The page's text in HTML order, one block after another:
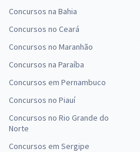
Concursos na Bahia
Concursos no Ceará
Concursos no Maranhão
Concursos na Paraíba
Concursos em Pernambuco
Concursos no Piauí
Concursos no Rio Grande do
Norte
Concursos em Sergipe